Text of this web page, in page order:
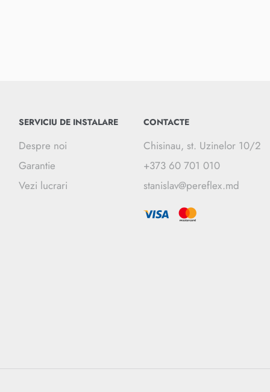
SERVICIU DE INSTALARE
Despre noi
Garantie
Vezi lucrari
CONTACTE
Chisinau, st. Uzinelor 10/2
+373 60 701 010
stanislav@pereflex.md